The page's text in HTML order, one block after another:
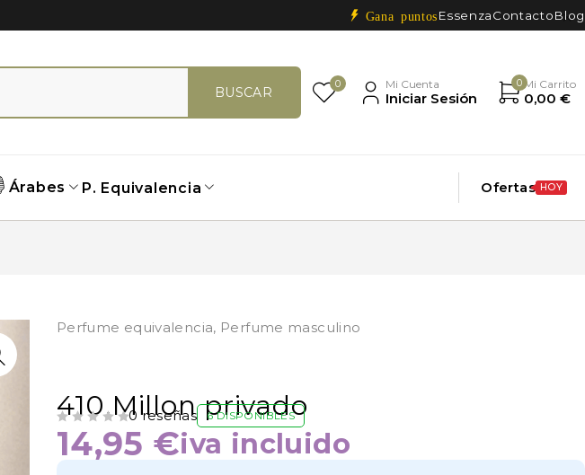
Gana puntos EssenzaContactoBlog
0 Mi Cuenta
Iniciar Sesión
0 Mi Carrito
0,00 €
Árabes P. Equivalencia Ofertas HOY
Perfume equivalencia, Perfume masculino
410.Millon privado
0 reseñas 6 DISPONIBLES
14,95 €iva incluido